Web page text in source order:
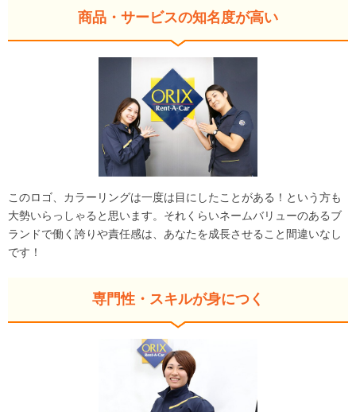
商品・サービスの知名度が高い
このロゴ、カラーリングは一度は目にしたことがある！という方も
大勢いらっしゃると思います。それくらいネームバリューのあるブ
ランドで働く誇りや責任感は、あなたを成長させること間違いなし
です！
専門性・スキルが身につく